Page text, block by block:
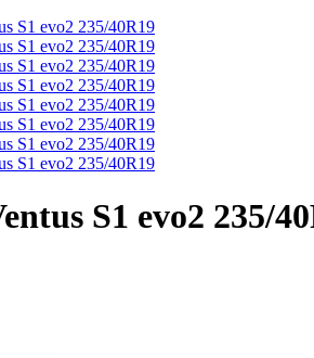
S1 evo2 235/